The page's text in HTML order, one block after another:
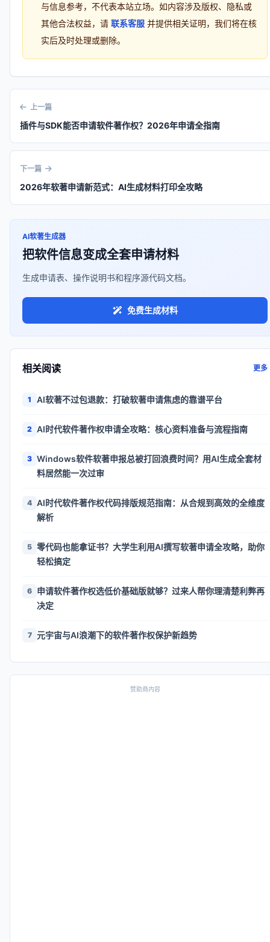
与信息参考，不代表本站立场。如内容涉及版权、隐私或
其他合法权益，请 联系客服 并提供相关证明，我们将在核
实后及时处理或删除。
上一篇
插件与SDK能否申请软件著作权？2026年申请全指南
下一篇
2026年软著申请新范式：AI生成材料打印全攻略
AI软著生成器
把软件信息变成全套申请材料
生成申请表、操作说明书和程序源代码文档。
免费生成材料
相关阅读 更多
1 AI软著不过包退款：打破软著申请焦虑的靠谱平台
2 AI时代软件著作权申请全攻略：核心资料准备与流程指南
3 Windows软件软著申报总被打回浪费时间？用AI生成全套材
料居然能一次过审
4 AI时代软件著作权代码排版规范指南：从合规到高效的全维度
解析
5 零代码也能拿证书？大学生利用AI撰写软著申请全攻略，助你
轻松搞定
6 申请软件著作权选低价基础版就够？过来人帮你理清楚利弊再
决定
7 元宇宙与AI浪潮下的软件著作权保护新趋势
赞助商内容